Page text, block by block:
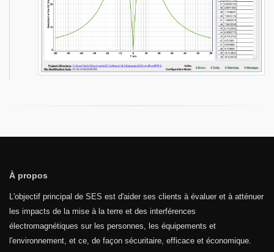
À propos
L'objectif principal de SES est d'aider ses clients à évaluer et à atténuer
les impacts de la mise à la terre et des interférences
électromagnétiques sur les personnes, les équipements et
l'environnement, et ce, de façon sécuritaire, efficace et économique.